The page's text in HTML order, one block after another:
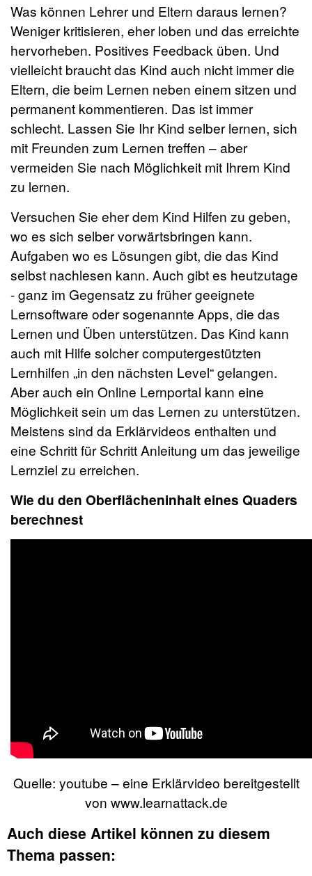
Was können Lehrer und Eltern daraus lernen?
Weniger kritisieren, eher loben und das erreichte
hervorheben. Positives Feedback üben. Und
vielleicht braucht das Kind auch nicht immer die
Eltern, die beim Lernen neben einem sitzen und
permanent kommentieren. Das ist immer
schlecht. Lassen Sie Ihr Kind selber lernen, sich
mit Freunden zum Lernen treffen – aber
vermeiden Sie nach Möglichkeit mit Ihrem Kind
zu lernen.
Versuchen Sie eher dem Kind Hilfen zu geben,
wo es sich selber vorwärtsbringen kann.
Aufgaben wo es Lösungen gibt, die das Kind
selbst nachlesen kann. Auch gibt es heutzutage
- ganz im Gegensatz zu früher geeignete
Lernsoftware oder sogenannte Apps, die das
Lernen und Üben unterstützen. Das Kind kann
auch mit Hilfe solcher computergestützten
Lernhilfen „in den nächsten Level“ gelangen.
Aber auch ein Online Lernportal kann eine
Möglichkeit sein um das Lernen zu unterstützen.
Meistens sind da Erklärvideos enthalten und
eine Schritt für Schritt Anleitung um das jeweilige
Lernziel zu erreichen.
Wie du den Oberflächeninhalt eines Quaders
berechnest
Quelle: youtube – eine Erklärvideo bereitgestellt
von www.learnattack.de
Auch diese Artikel können zu diesem
Thema passen: